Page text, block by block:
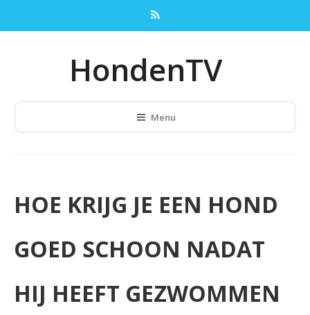
HondenTV
Menu
HOE KRIJG JE EEN HOND
GOED SCHOON NADAT
HIJ HEEFT GEZWOMMEN